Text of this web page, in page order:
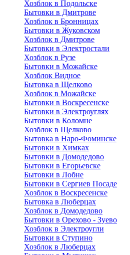
Хозблок в Подольске
Бытовки в Дмитрове
Хозблок в Бронницах
Бытовки в Жуковском
Хозблок в Дмитрове
Бытовки в Электростали
Хозблок в Рузе
Бытовки в Можайске
Хозблок Видное
Бытовкa в Щелково
Хозблок в Можайске
Бытовки в Воскресенске
Бытовки в Электроуглях
Бытовки в Коломне
Хозблок в Щелково
Бытовка в Наро-Фоминске
Бытовки в Химках
Бытовки в Домодедово
Бытовки в Егорьевске
Бытовки в Лобне
Бытовки в Сергиев Посаде
Хозблок в Воскресенске
Бытовка в Люберцах
Хозблок в Домодедово
Бытовки в Орехово - Зуево
Хозблок в Электроугли
Бытовки в Ступино
Хозблок в Люберцах